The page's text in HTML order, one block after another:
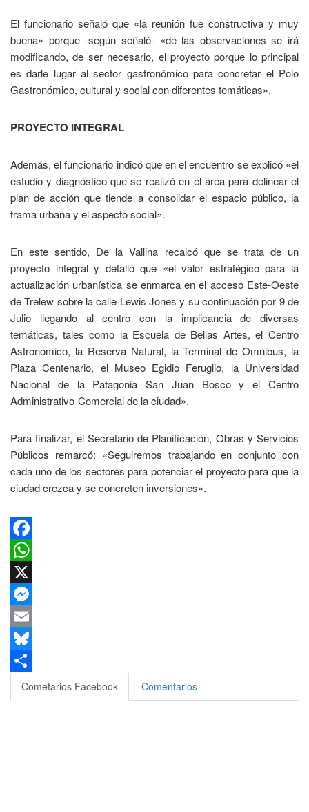
El funcionario señaló que «la reunión fue constructiva y muy
buena» porque -según señaló- «de las observaciones se irá
modificando, de ser necesario, el proyecto porque lo principal
es darle lugar al sector gastronómico para concretar el Polo
Gastronómico, cultural y social con diferentes temáticas».
PROYECTO INTEGRAL
Además, el funcionario indicó que en el encuentro se explicó «el
estudio y diagnóstico que se realizó en el área para delinear el
plan de acción que tiende a consolidar el espacio público, la
trama urbana y el aspecto social».
En este sentido, De la Vallina recalcó que se trata de un
proyecto integral y detalló que «el valor estratégico para la
actualización urbanística se enmarca en el acceso Este-Oeste
de Trelew sobre la calle Lewis Jones y su continuación por 9 de
Julio llegando al centro con la implicancia de diversas
temáticas, tales como la Escuela de Bellas Artes, el Centro
Astronómico, la Reserva Natural, la Terminal de Omnibus, la
Plaza Centenario, el Museo Egidio Feruglio, la Universidad
Nacional de la Patagonia San Juan Bosco y el Centro
Administrativo-Comercial de la ciudad».
Para finalizar, el Secretario de Planificación, Obras y Servicios
Públicos remarcó: «Seguiremos trabajando en conjunto con
cada uno de los sectores para potenciar el proyecto para que la
ciudad crezca y se concreten inversiones».
Facebook
WhatsApp
X
Messenger
Email
Bluesky
Compartir
Cometarios Facebook Comentarios